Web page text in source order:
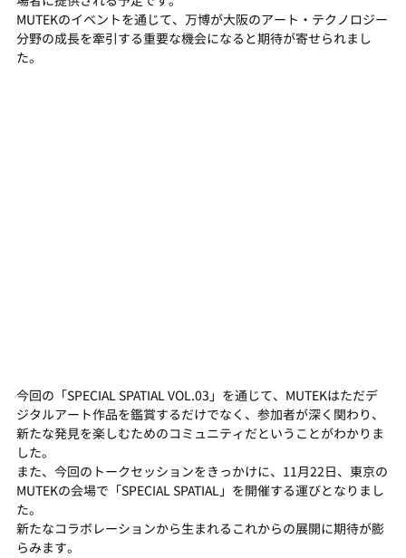
MUTEKのイベントを通じて、万博が大阪のアート・テクノロジー
分野の成長を牽引する重要な機会になると期待が寄せられまし
た。
今回の「SPECIAL SPATIAL VOL.03」を通じて、MUTEKはただデ
ジタルアート作品を鑑賞するだけでなく、参加者が深く関わり、
新たな発見を楽しむためのコミュニティだということがわかりま
した。
また、今回のトークセッションをきっかけに、11月22日、東京の
MUTEKの会場で「SPECIAL SPATIAL」を開催する運びとなりまし
た。
新たなコラボレーションから生まれるこれからの展開に期待が膨
らみます。